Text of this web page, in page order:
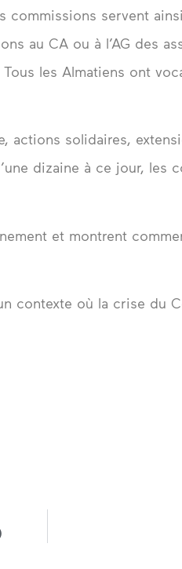
commissions servent
au CA ou à l’AG des
Tous les Almatiens ont
actions solidaires,
dizaine à ce jour, les
et montrent
contexte où la crise du